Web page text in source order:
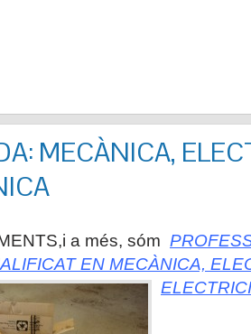
MECÀNICA,
a més, sóm
EN MECÀNICA,